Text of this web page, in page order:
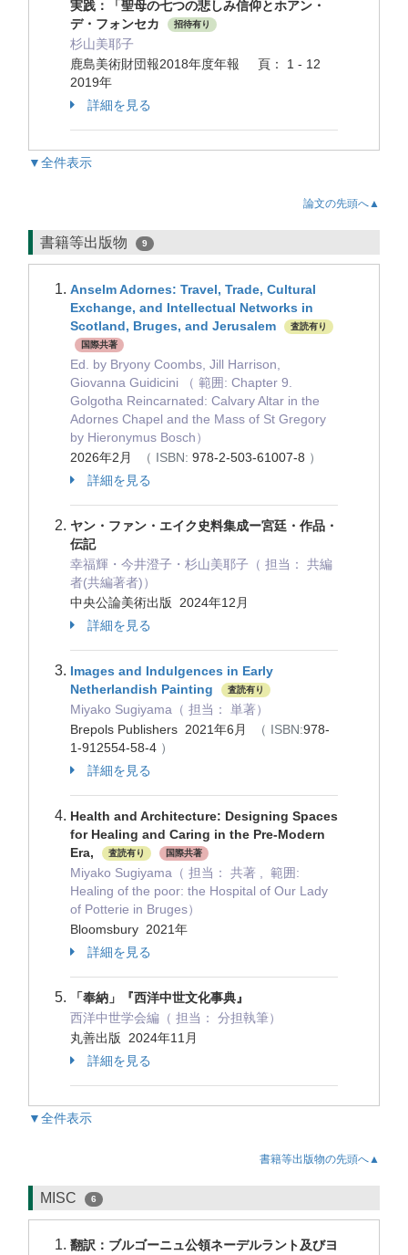
実践：「聖母の七つの悲しみ信仰とホアン・
デ・フォンセカ
招待有り
杉山美耶子
鹿島美術財団報2018年度年報 頁： 1 - 12
2019年
詳細を見る
▼全件表示
論文の先頭へ▲
書籍等出版物 9
Anselm Adornes: Travel, Trade, Cultural
Exchange, and Intellectual Networks in
Scotland, Bruges, and Jerusalem
査読有り
国際共著
Ed. by Bryony Coombs, Jill Harrison,
Giovanna Guidicini （ 範囲: Chapter 9.
Golgotha Reincarnated: Calvary Altar in the
Adornes Chapel and the Mass of St Gregory
by Hieronymus Bosch）
2026年2月
（ ISBN: 978-2-503-61007-8 ）
詳細を見る
ヤン・ファン・エイク史料集成ー宮廷・作品・
伝記
幸福輝・今井澄子・杉山美耶子（ 担当： 共編
者(共編著者)）
中央公論美術出版 2024年12月
詳細を見る
Images and Indulgences in Early
Netherlandish Painting
査読有り
Miyako Sugiyama（ 担当： 単著）
Brepols Publishers 2021年6月
（ ISBN:978-
1-912554-58-4 ）
詳細を見る
Health and Architecture: Designing Spaces
for Healing and Caring in the Pre-Modern
Era,
査読有り 国際共著
Miyako Sugiyama（ 担当： 共著 , 範囲:
Healing of the poor: the Hospital of Our Lady
of Potterie in Bruges）
Bloomsbury 2021年
詳細を見る
「奉納」『西洋中世文化事典』
西洋中世学会編（ 担当： 分担執筆）
丸善出版 2024年11月
詳細を見る
▼全件表示
書籍等出版物の先頭へ▲
MISC 6
翻訳：ブルゴーニュ公領ネーデルラント及びヨ